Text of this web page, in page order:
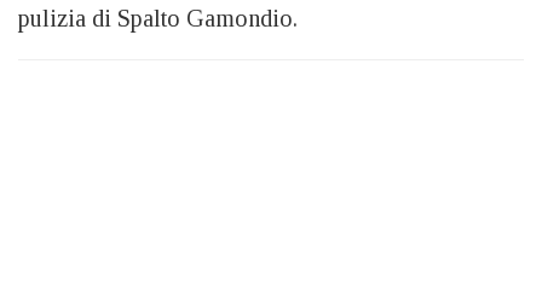
pulizia di Spalto Gamondio.